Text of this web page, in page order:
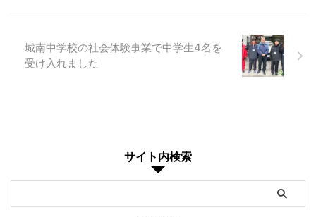
城南中学校の社会体験事業で中学生4名を
受け入れました
サイト内検索